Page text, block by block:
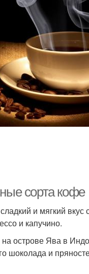
сорта кофе
и мягкий вкус
и капучино.
острове Ява в
шоколада и